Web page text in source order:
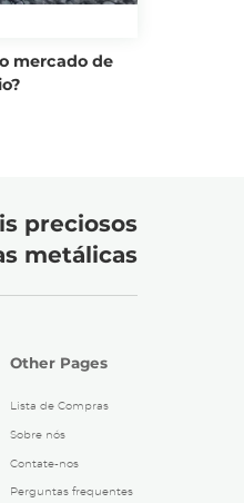
mercado de
preciosos
metálicas
Other Pages
Lista de Compras
Sobre nós
Contate-nos
Perguntas frequentes